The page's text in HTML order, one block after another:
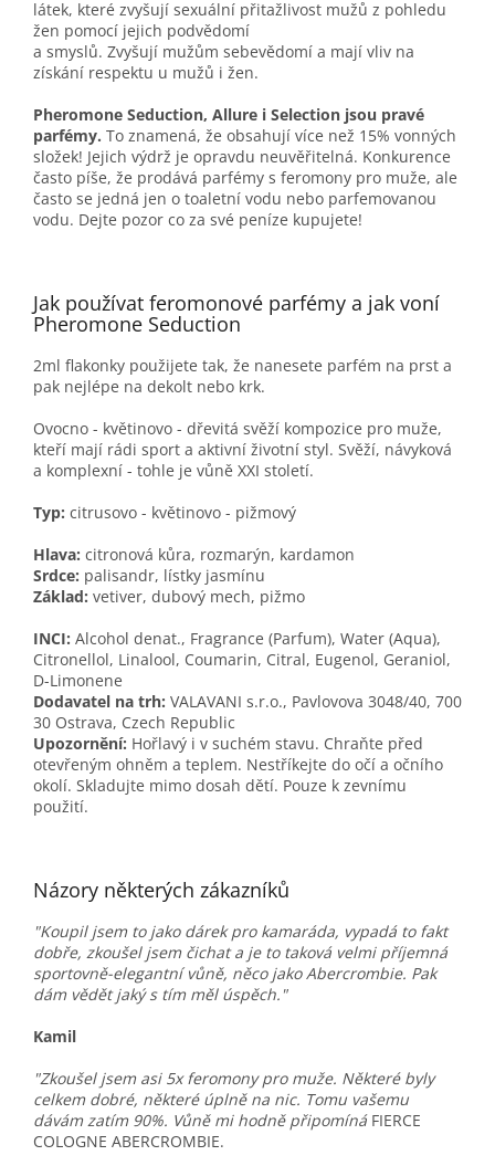
látek, které zvyšují sexuální přitažlivost mužů z pohledu
žen pomocí jejich podvědomí
a smyslů. Zvyšují mužům sebevědomí a mají vliv na
získání respektu u mužů i žen.
Pheromone Seduction, Allure i Selection jsou pravé
parfémy. To znamená, že obsahují více než 15% vonných
složek! Jejich výdrž je opravdu neuvěřitelná. Konkurence
často píše, že prodává parfémy s feromony pro muže, ale
často se jedná jen o toaletní vodu nebo parfemovanou
vodu. Dejte pozor co za své peníze kupujete!
Jak používat feromonové parfémy a jak voní
Pheromone Seduction
2ml flakonky použijete tak, že nanesete parfém na prst a
pak nejlépe na dekolt nebo krk.
Ovocno - květinovo - dřevitá svěží kompozice pro muže,
kteří mají rádi sport a aktivní životní styl. Svěží, návyková
a komplexní - tohle je vůně XXI století.
Typ: citrusovo - květinovo - pižmový
Hlava: citronová kůra, rozmarýn, kardamon
Srdce: palisandr, lístky jasmínu
Základ: vetiver, dubový mech, pižmo
INCI: Alcohol denat., Fragrance (Parfum), Water (Aqua),
Citronellol, Linalool, Coumarin, Citral, Eugenol, Geraniol,
D-Limonene
Dodavatel na trh: VALAVANI s.r.o., Pavlovova 3048/40, 700
30 Ostrava, Czech Republic
Upozornění: Hořlavý i v suchém stavu. Chraňte před
otevřeným ohněm a teplem. Nestříkejte do očí a očního
okolí. Skladujte mimo dosah dětí. Pouze k zevnímu
použití.
Názory některých zákazníků
"Koupil jsem to jako dárek pro kamaráda, vypadá to fakt
dobře, zkoušel jsem čichat a je to taková velmi příjemná
sportovně-elegantní vůně, něco jako Abercrombie. Pak
dám vědět jaký s tím měl úspěch."
Kamil
"Zkoušel jsem asi 5x feromony pro muže. Některé byly
celkem dobré, některé úplně na nic. Tomu vašemu
dávám zatím 90%. Vůně mi hodně připomíná FIERCE
COLOGNE ABERCROMBIE.